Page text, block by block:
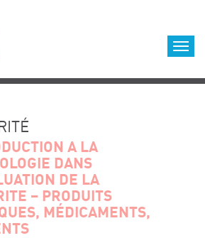
des formations
A LA
DANS
DE LA
– PRODUITS
MÉDICAMENTS,